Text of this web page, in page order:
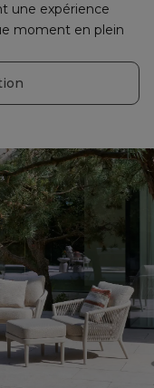
une expérience
moment en plein